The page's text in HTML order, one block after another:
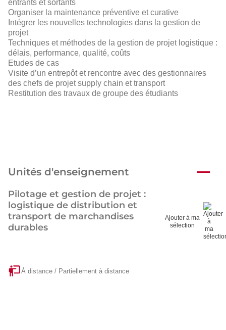
entrants et sortants
Organiser la maintenance préventive et curative
Intégrer les nouvelles technologies dans la gestion de
projet
Techniques et méthodes de la gestion de projet logistique :
délais, performance, qualité, coûts
Etudes de cas
Visite d’un entrepôt et rencontre avec des gestionnaires
des chefs de projet supply chain et transport
Restitution des travaux de groupe des étudiants
Unités d'enseignement
Pilotage et gestion de projet :
logistique de distribution et
transport de marchandises
durables
Ajouter à ma
sélection
À distance / Partiellement à distance